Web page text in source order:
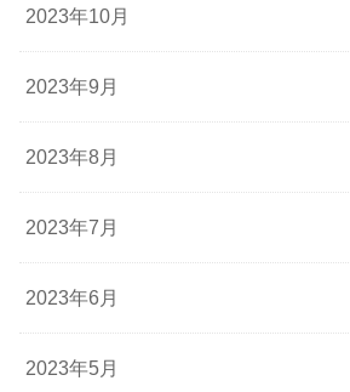
2023年10月
2023年9月
2023年8月
2023年7月
2023年6月
2023年5月